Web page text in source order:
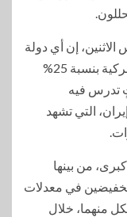
إن أي دولة
تتعامل تجارياً مع إيران ستواجه رسوماً جمركية بنسبة 25%
تدرس فيه
التي تشهد
من بينها
في معدلات
نقطة أساس لكل منهما، خلال